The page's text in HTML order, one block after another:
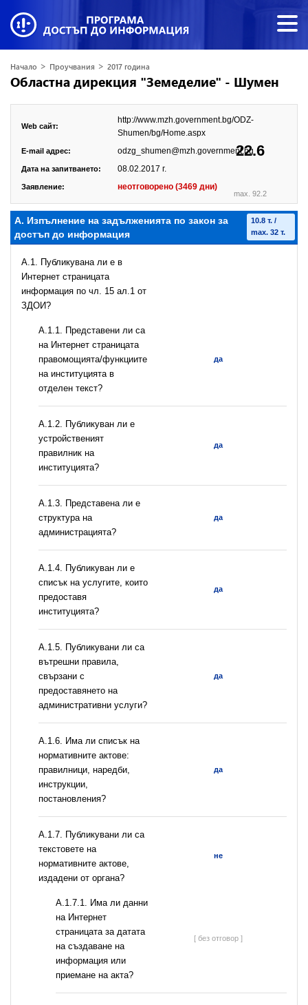
Начало > Проучвания > 2017 година
Областна дирекция "Земеделие" - Шумен
22.6
max. 92.2
Web сайт:
http://www.mzh.government.bg/ODZ-
Shumen/bg/Home.aspx
E-mail адрес: odzg_shumen@mzh.government.bg
Дата на запитването: 08.02.2017 г.
Заявление: неотговорено (3469 дни)
А. Изпълнение на задълженията по закон за
достъп до информация
10.8 т. /
max. 32 т.
A.1. Публикувана ли е в
Интернет страницата
информация по чл. 15 ал.1 от
ЗДОИ?
А.1.1. Представени ли са
на Интернет страницата
правомощията/функциите
на институцията в
отделен текст?
да
А.1.2. Публикуван ли е
устройственият
правилник на
институцията?
да
A.1.3. Представена ли е
структура на
администрацията?
да
А.1.4. Публикуван ли е
списък на услугите, които
предоставя
институцията?
да
А.1.5. Публикувани ли са
вътрешни правила,
свързани с
предоставянето на
административни услуги?
да
А.1.6. Има ли списък на
нормативните актове:
правилници, наредби,
инструкции,
постановления?
да
А.1.7. Публикувани ли са
текстовете на
нормативните актове,
издадени от органа?
не
A.1.7.1. Има ли данни
на Интернет
страницата за датата
на създаване на
информация или
приемане на акта?
[ без отговор ]